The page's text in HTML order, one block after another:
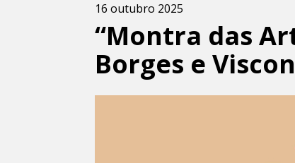
16 outubro 2025
“Montra das
Borges e